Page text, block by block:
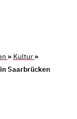
» Kultur »
Saarbrücken